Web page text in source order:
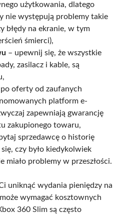
użytkowania, dlatego
nie występują problemy takie
błędy na ekranie, w tym
śmierci),
– upewnij się, że wszystkie
zasilacz i kable, są
po oferty od zaufanych
platform e-
zapewniają gwarancję
zakupionego towaru,
sprzedawcę o historię
czy było kiedykolwiek
miało problemy w przeszłości.
uniknąć wydania pieniędzy na
wymagać kosztownych
360 Slim są często